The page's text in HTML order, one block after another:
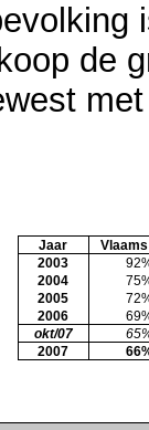
de
Jaar
Vlaams
2003
2004
2005
2006
okt/07
2007